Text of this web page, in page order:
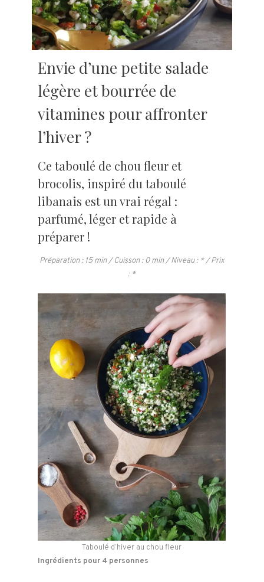
Envie d’une petite salade
légère et bourrée de
vitamines pour affronter
l’hiver ?
Ce taboulé de chou fleur et
brocolis, inspiré du taboulé
libanais est un vrai régal :
parfumé, léger et rapide à
préparer !
Préparation : 15 min / Cuisson : 0 min / Niveau : * / Prix
: *
Taboulé d’hiver au chou fleur
Ingrédients pour 4 personnes